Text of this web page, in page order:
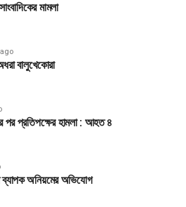
মামলা
বালুখেকোরা
পর প্রতিপক্ষের হামলা : আহত ৪
ব্যাপক অনিয়মের অভিযোগ